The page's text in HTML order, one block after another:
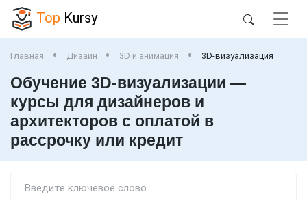
Top Kursy
Главная Дизайн 3D и анимация 3D-визуализация
Обучение 3D-визуализации —
курсы для дизайнеров и
архитекторов с оплатой в
рассрочку или кредит